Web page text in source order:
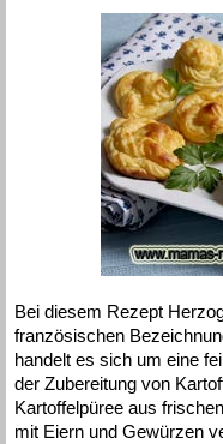
Bei diesem Rezept
französischen
handelt es sich um eine
der Zubereitung von
Kartoffelpüree aus
mit Eiern und Gewürzen